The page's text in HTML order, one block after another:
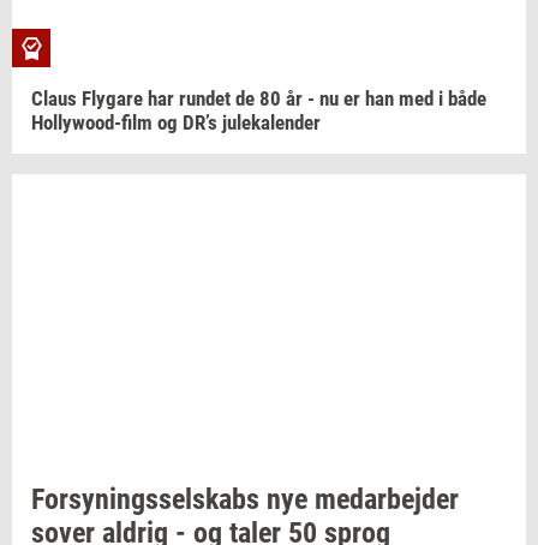
Claus Fly­ga­re har run­det de 80 år - nu er han med i både
Hollywood-​film og DR’s ju­le­ka­len­der
For­sy­nings­sel­skabs nye me­d­ar­bej­der
sover al­drig - og taler 50 sprog